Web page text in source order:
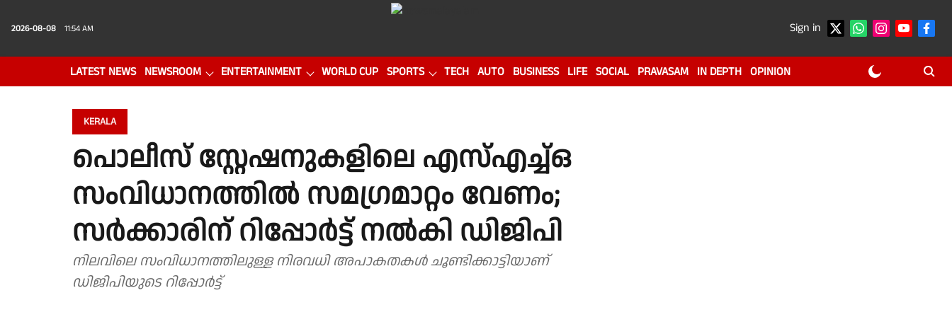
2026-08-08 11:54 AM Sign in
LATEST NEWS NEWSROOM ENTERTAINMENT WORLD CUP SPORTS TECH AUTO BUSINESS LIFE SOCIAL PRAVASAM IN DEPTH OPINION
KERALA
പൊലീസ് സ്റ്റേഷനുകളിലെ എസ്എച്ച്ഒ
സംവിധാനത്തിൽ സമഗ്രമാറ്റം വേണം;
സര്‍ക്കാരിന് റിപ്പോര്‍ട്ട് നല്‍കി ഡിജിപി
നിലവിലെ സംവിധാനത്തിലുള്ള നിരവധി അപാകതകൾ ചൂണ്ടിക്കാട്ടിയാണ്
ഡിജിപിയുടെ റിപ്പോർട്ട്